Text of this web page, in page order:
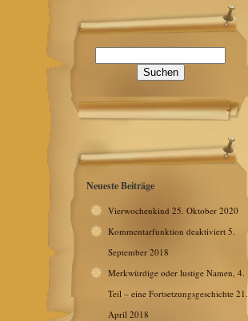
nach:
Neueste Beiträge
Vierwochenkind 25. Oktober 2020
Kommentarfunktion deaktiviert 5.
September 2018
Merkwürdige oder lustige Namen, 4.
Teil – eine Fortsetzungsgeschichte 21.
April 2018